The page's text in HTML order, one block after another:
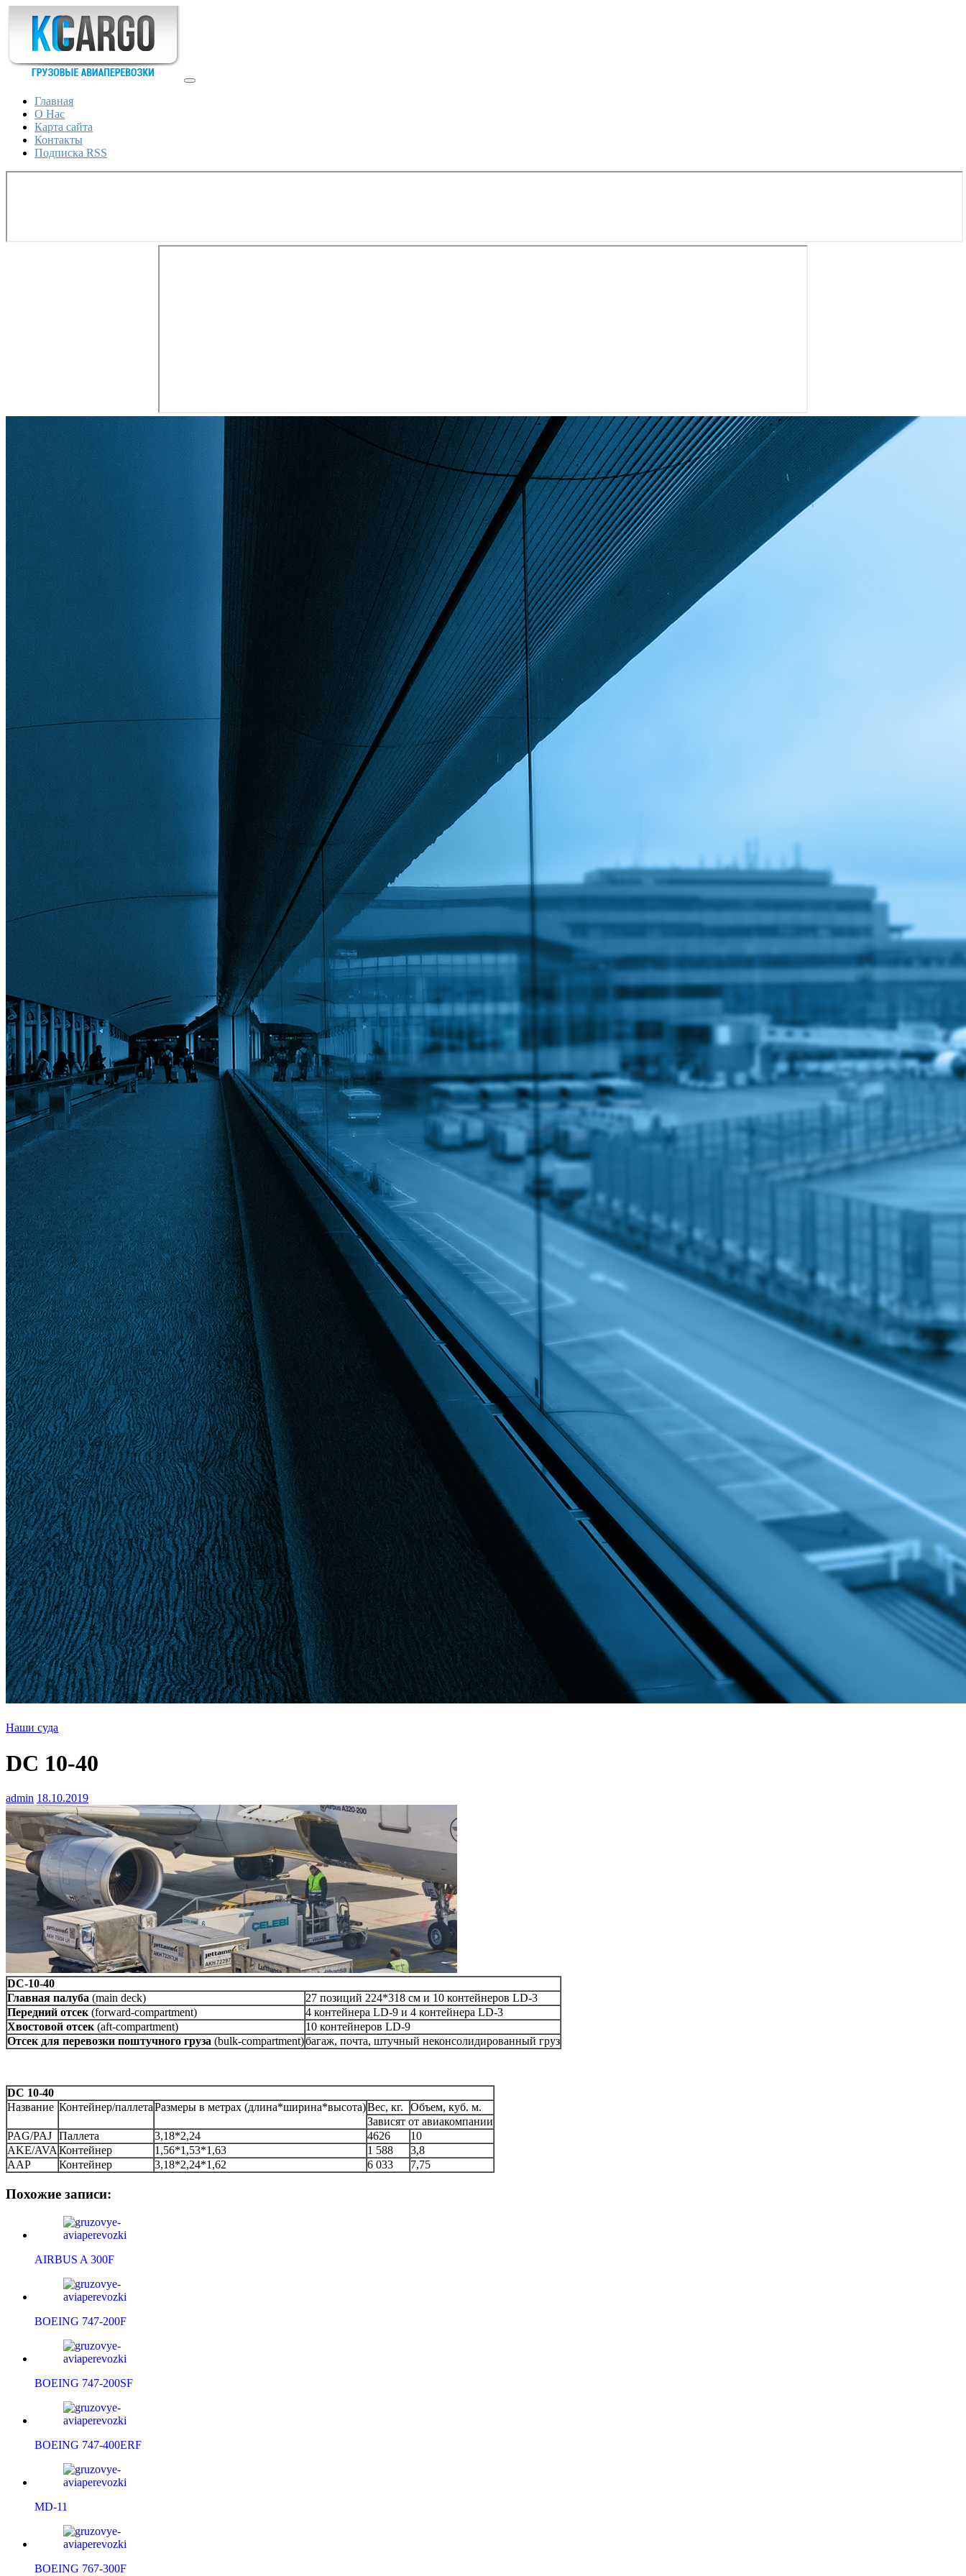
Главная
О Нас
Карта сайта
Контакты
Подписка RSS
Наши суда
DC 10-40
admin 18.10.2019
DC-10-40
Главная палуба (main deck)
27 позиций 224*318 см и 10 контейнеров LD-3
Передний отсек (forward-compartment)
4 контейнера LD-9 и 4 контейнера LD-3
Хвостовой отсек (aft-compartment)
10 контейнеров LD-9
Отсек для перевозки поштучного груза (bulk-compartment)багаж, почта, штучный неконсолидированный груз
DC 10-40
Название Контейнер/паллетаРазмеры в метрах (длина*ширина*высота)Вес, кг.
Объем, куб. м.
Зависят от авиакомпании
PAG/PAJ Паллета 3,18*2,24 4626
10
AKE/AVA Контейнер 1,56*1,53*1,63 1 588
3,8
AAP
Контейнер 3,18*2,24*1,62 6 033 7,75
Похожие записи:
AIRBUS A 300F
BOEING 747-200F
BOEING 747-200SF
BOEING 747-400ERF
MD-11
BOEING 767-300F